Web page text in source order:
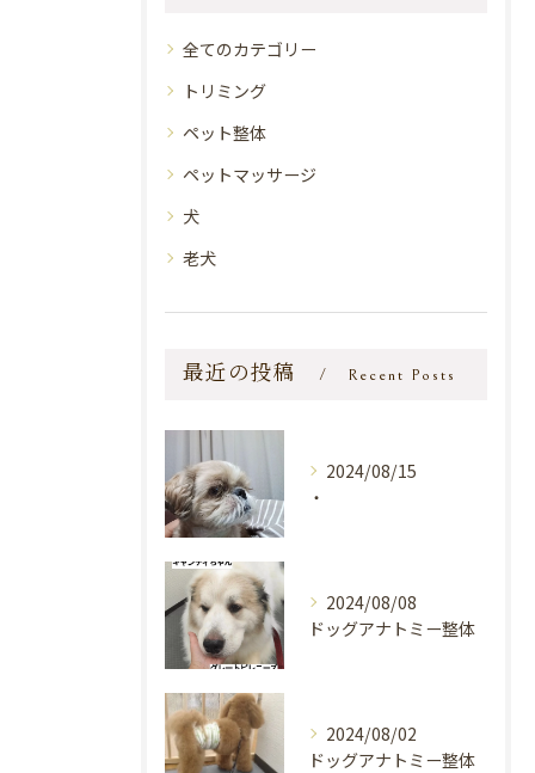
全てのカテゴリー
トリミング
ペット整体
ペットマッサージ
犬
老犬
最近の投稿 Recent Posts
2024/08/15
・
2024/08/08
ドッグアナトミー整体
2024/08/02
ドッグアナトミー整体